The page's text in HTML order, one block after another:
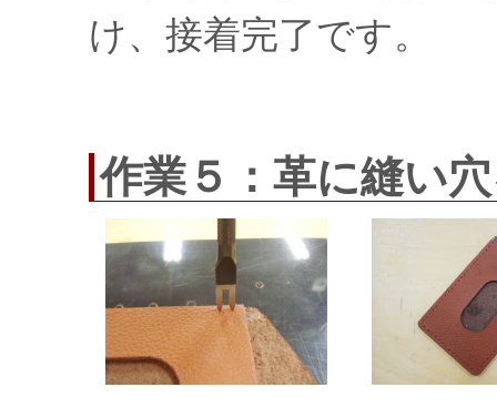
け、接着完了です。
作業５：革に縫い